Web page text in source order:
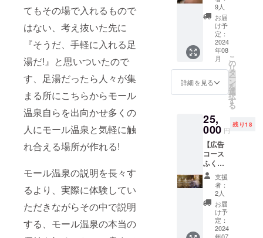
てもその場で入れるもので
はない、考え抜いた先に
『そうだ、手軽に入れる足
湯だ!』と思いついたので
す、足湯だったら人々が集
まる所にこちらからモール
温泉自らを出向かせ多くの
人にモール温泉と気軽に触
れ合える場所が作れる!
モール温泉の説明を長々す
るより、実際に体験してい
ただきながらその中で説明
する、モール温泉の本当の
た、数
量限定
のセッ
トにな
りま
す。 “冷
燻”と
は、燻
製の手
常の燻
製とは
異なり
ます。
一般的
な燻製
の調理
温度は
約60℃
です
が、冷
燻は約
30℃で
させて
いただ
きま
す。 ・
ふく井
ホテル
日帰り
入浴券
10枚
（入浴
料1,500
円×10回
分) ■使
用方法
入浴券
をフロ
ント ス
タッフ
にお渡
しくだ
さい。
※有効期
＋日帰
り入浴
券10
枚】
（内
容）
【お1人
様】1泊
２食宿
泊券 ふ
く井ホ
階レス
トラン
バイプ
レーン
にて朝
食と夕
食が付
いたプ
ランと
なって
おりま
す。 ※
ホテル
9人
お届
け予
定：
2024
年08
月
詳細を見る
こ
の
リ
タ
ー
ン
を
選
択
す
る
25,
000 円
残り18
【広告
コース
ふく井
ホテル
HPに会
社の
URLを
掲載＋
日帰り
入浴券
支援
者：
2人
お届
け予
定：
2024